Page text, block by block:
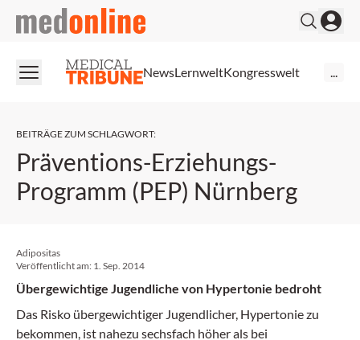
medonline
NewsLernweltKongresswelt
BEITRÄGE ZUM SCHLAGWORT:
Präventions-Erziehungs-
Programm (PEP) Nürnberg
Adipositas
Veröffentlicht am: 1. Sep. 2014
Übergewichtige Jugendliche von Hypertonie bedroht
Das Risko übergewichtiger Jugendlicher, Hypertonie zu
bekommen, ist nahezu sechsfach höher als bei